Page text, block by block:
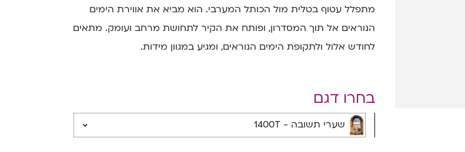
מתפלל עטוף בטלית מול הכותל המערבי. הוא מביא את אווירת הימים
הנוראים אל תוך המסדרון, ופותח את הקיר לתחושת מרחב ועומק. מתאים
לחודש אלול ולתקופת הימים הנוראים, ומגיע במגוון מידות.
בחרו דגם
שערי תשובה - 1400T